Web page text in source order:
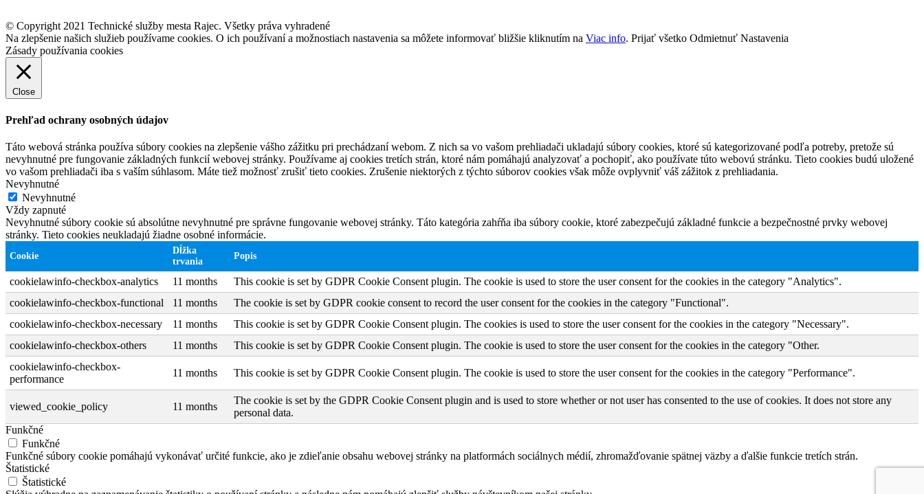
© Copyright 2021 Technické služby mesta Rajec. Všetky práva vyhradené
Na zlepšenie našich služieb používame cookies. O ich používaní a možnostiach nastavenia sa môžete informovať bližšie kliknutím na Viac info. Prijať všetko Odmietnuť Nastavenia
Zásady používania cookies
Close
Prehľad ochrany osobných údajov
Táto webová stránka používa súbory cookies na zlepšenie vášho zážitku pri prechádzaní webom. Z nich sa vo vašom prehliadači ukladajú súbory cookies, ktoré sú kategorizované podľa potreby, pretože sú
nevyhnutné pre fungovanie základných funkcií webovej stránky. Používame aj cookies tretích strán, ktoré nám pomáhajú analyzovať a pochopiť, ako používate túto webovú stránku. Tieto cookies budú uložené
vo vašom prehliadači iba s vaším súhlasom. Máte tiež možnosť zrušiť tieto cookies. Zrušenie niektorých z týchto súborov cookies však môže ovplyvniť váš zážitok z prehliadania.
Nevyhnutné
Nevyhnutné
Vždy zapnuté
Nevyhnutné súbory cookie sú absolútne nevyhnutné pre správne fungovanie webovej stránky. Táto kategória zahŕňa iba súbory cookie, ktoré zabezpečujú základné funkcie a bezpečnostné prvky webovej
stránky. Tieto cookies neukladajú žiadne osobné informácie.
Cookie
Dĺžka
trvania
Popis
cookielawinfo-checkbox-analytics 11 months
This cookie is set by GDPR Cookie Consent plugin. The cookie is used to store the user consent for the cookies in the category "Analytics".
cookielawinfo-checkbox-functional
11 months
The cookie is set by GDPR cookie consent to record the user consent for the cookies in the category "Functional".
cookielawinfo-checkbox-necessary
11 months
This cookie is set by GDPR Cookie Consent plugin. The cookies is used to store the user consent for the cookies in the category "Necessary".
cookielawinfo-checkbox-others
11 months
This cookie is set by GDPR Cookie Consent plugin. The cookie is used to store the user consent for the cookies in the category "Other.
cookielawinfo-checkbox-
performance
11 months This cookie is set by GDPR Cookie Consent plugin. The cookie is used to store the user consent for the cookies in the category "Performance".
viewed_cookie_policy 11 months
The cookie is set by the GDPR Cookie Consent plugin and is used to store whether or not user has consented to the use of cookies. It does not store any
personal data.
Funkčné
Funkčné
Funkčné súbory cookie pomáhajú vykonávať určité funkcie, ako je zdieľanie obsahu webovej stránky na platformách sociálnych médií, zhromažďovanie spätnej väzby a ďalšie funkcie tretích strán.
Štatistické
Štatistické